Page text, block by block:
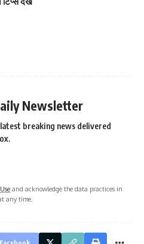
Newsletter
breaking news delivered
and acknowledge the data practices in
any time.